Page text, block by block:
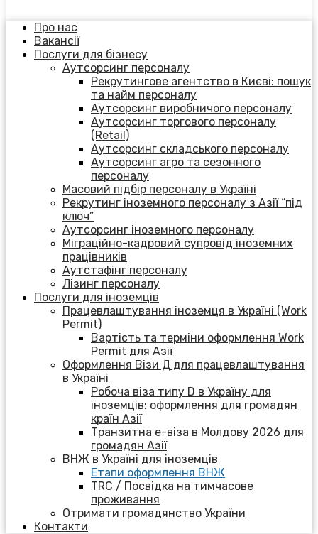
Про нас
Вакансії
Послуги для бізнесу
Аутсорсинг персоналу
Рекрутингове агентство в Києві: пошук
та найм персоналу
Аутсорсинг виробничого персоналу
Аутсорсинг торгового персоналу
(Retail)
Аутсорсинг складського персоналу
Аутсорсинг агро та сезонного
персоналу
Масовий підбір персоналу в Україні
Рекрутинг іноземного персоналу з Азії “під
ключ”
Аутсорсинг іноземного персоналу
Міграційно-кадровий супровід іноземних
працівників
Аутстафінг персоналу
Лізинг персоналу
Послуги для іноземців
Працевлаштування іноземця в Україні (Work
Permit)
Вартість та терміни оформлення Work
Permit для Азії
Оформлення Візи Д для працевлаштування
в Україні
Робоча віза типу D в Україну для
іноземців: оформлення для громадян
країн Азії
Транзитна е-віза в Молдову 2026 для
громадян Азії
ВНЖ в Україні для іноземців
Етапи оформлення ВНЖ
TRC / Посвідка на тимчасове
проживання
Отримати громадянство України
Контакти